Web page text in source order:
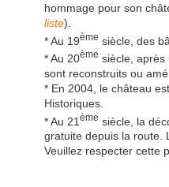
hommage pour son
liste).
* Au 19ème siècle, des
* Au 20ème siècle, après
sont reconstruits ou
* En 2004, le château
Historiques.
* Au 21 ème siècle, la
gratuite depuis la route.
Veuillez respecter cette